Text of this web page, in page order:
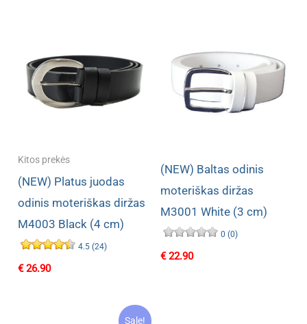
Kitos prekės
(NEW) Platus juodas
odinis moteriškas diržas
M4003 Black (4 cm)
4.5 (24)
€26.90
(NEW) Baltas odinis
moteriškas diržas
M3001 White (3 cm)
0 (0)
€22.90
Sale!